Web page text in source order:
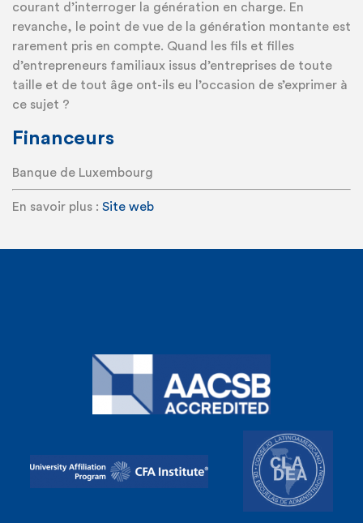
courant d’interroger la génération en charge. En
revanche, le point de vue de la génération montante est
rarement pris en compte. Quand les fils et filles
d’entrepreneurs familiaux issus d’entreprises de toute
taille et de tout âge ont-ils eu l’occasion de s’exprimer à
ce sujet ?
Financeurs
Banque de Luxembourg
En savoir plus : Site web